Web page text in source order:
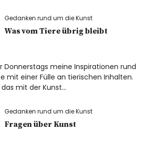
Gedanken rund um die Kunst
Was vom Tiere übrig bleibt
Donnerstags meine Inspirationen rund
mit einer Fülle an tierischen Inhalten.
mit der Kunst…
Gedanken rund um die Kunst
Fragen über Kunst